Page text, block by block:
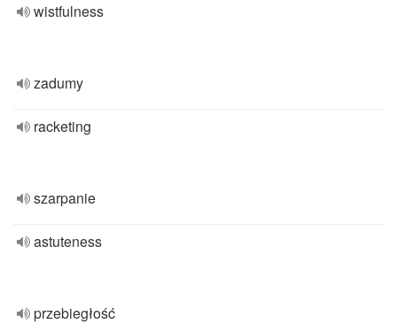
wistfulness
zadumy
racketing
szarpanie
astuteness
przebiegłość